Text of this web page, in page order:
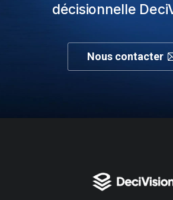
décisionnelle
Nous contacter